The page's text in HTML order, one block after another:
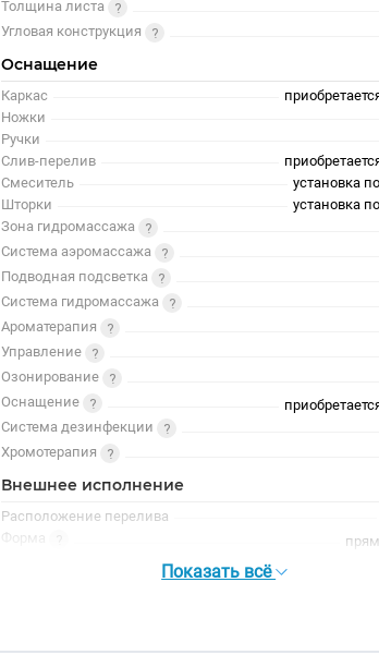
Толщина листа
Угловая конструкция
Оснащение
Каркас
Ножки
Ручки
Слив-перелив
Смеситель
установка
Шторки
установка
Зона гидромассажа
Система аэромассажа
Подводная подсветка
Система гидромассажа
Ароматерапия
Управление
Озонирование
Оснащение
Система дезинфекции
Хромотерапия
Внешнее исполнение
Расположение перелива
Форма
Показать всё